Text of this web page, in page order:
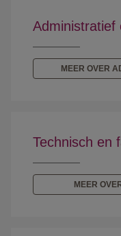
Administratief
MEER OVER
Technisch en
MEER